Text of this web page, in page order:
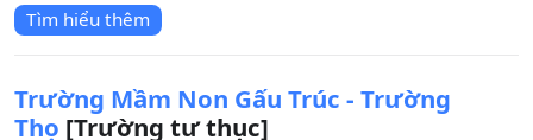
Tìm hiểu thêm
Trường Mầm Non Gấu Trúc - Trường
Thọ [Trường tư thục]